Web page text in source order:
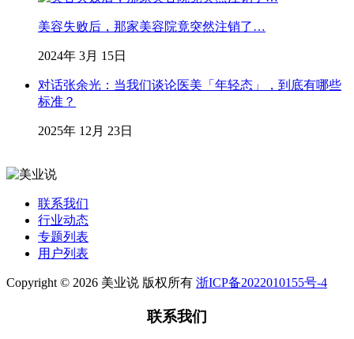
美容失败后，那家美容院竟突然注销了…
2024年 3月 15日
对话张余光：当我们谈论医美「年轻态」，到底有哪些
标准？
2025年 12月 23日
联系我们
行业动态
专题列表
用户列表
Copyright © 2026 美业说 版权所有 浙ICP备2022010155号-4
联系我们